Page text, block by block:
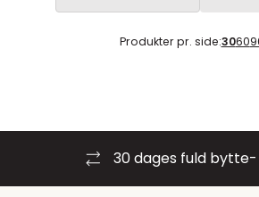
Produkter pr. side:3060
30 dages fuld